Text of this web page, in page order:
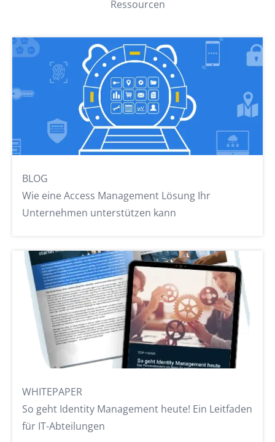
Ressourcen
BLOG
Wie eine Access Management Lösung Ihr
Unternehmen unterstützen kann
WHITEPAPER
So geht Identity Management heute! Ein Leitfaden
für IT-Abteilungen